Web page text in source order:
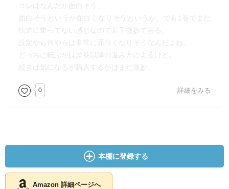
コレはなんだか面白そう。
面白そうというか面白くなりそうというか、でも1巻でまだ
軌道に乗ってない感じなので若干微妙である。
設定やら何やらは非常に面白くなりそうなんだよね。
どっちに転ぶかは次巻以降の進み方によるけど。
続きは気になるが購入するかはまだ微妙。
0 詳細をみる
本棚に登録する
Amazon 詳細ページへ